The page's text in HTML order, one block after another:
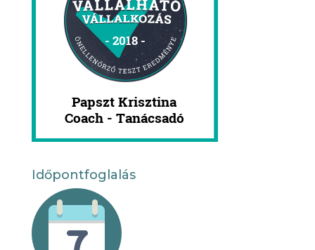
Időpontfoglalás